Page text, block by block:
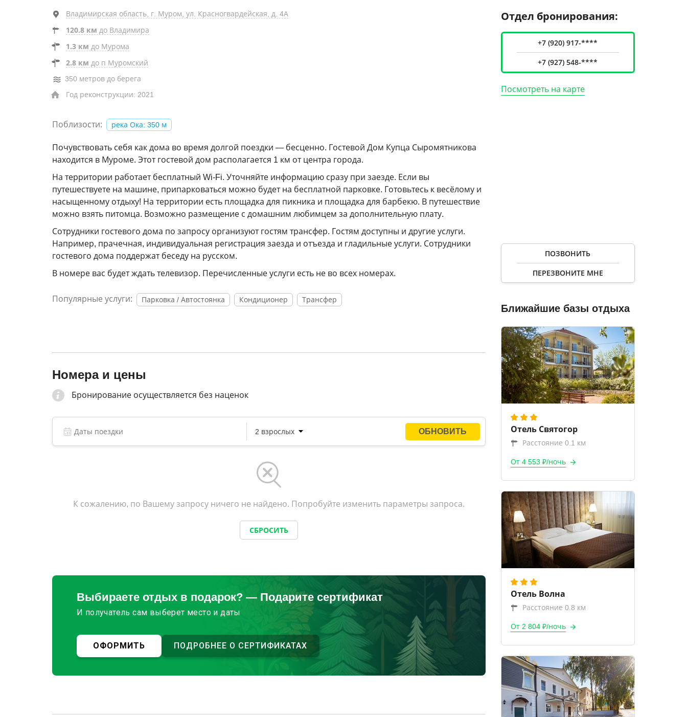
Владимирская область, г. Муром, ул. Красногвардейская, д. 4А
120.8 км до Владимира
1.3 км до Мурома
2.8 км до п Муромский
350 метров до берега
Год реконструкции: 2021
Поблизости: река Ока: 350 м
Почувствовать себя как дома во время долгой поездки — бесценно. Гостевой Дом Купца Сыромятникова
находится в Муроме. Этот гостевой дом располагается 1 км от центра города.
На территории работает бесплатный Wi-Fi. Уточняйте информацию сразу при заезде. Если вы
путешествуете на машине, припарковаться можно будет на бесплатной парковке. Готовьтесь к весёлому и
насыщенному отдыху! На территории есть площадка для пикника и площадка для барбекю. В путешествие
можно взять питомца. Возможно размещение с домашним любимцем за дополнительную плату.
Сотрудники гостевого дома по запросу организуют гостям трансфер. Гостям доступны и другие услуги.
Например, прачечная, индивидуальная регистрация заезда и отъезда и гладильные услуги. Сотрудники
гостевого дома поддержат беседу на русском.
В номере вас будет ждать телевизор. Перечисленные услуги есть не во всех номерах.
Популярные услуги: Парковка / Автостоянка Кондиционер Трансфер
Номера и цены
Бронирование осуществляется без наценок
К сожалению, по Вашему запросу ничего не найдено. Попробуйте изменить параметры запроса.
СБРОСИТЬ
Выбираете отдых в подарок? — Подарите сертификат
И получатель сам выберет место и даты
ОФОРМИТЬ ПОДРОБНЕЕ О СЕРТИФИКАТАХ
Отдел бронирования:
+7 (920) 917-****
+7 (927) 548-****
Посмотреть на карте
ПОЗВОНИТЬ
ПЕРЕЗВОНИТЕ МНЕ
Ближайшие базы отдыха
Отель Святогор
Расстояние 0.1 км
От 4 553 ₽/ночь
Отель Волна
Расстояние 0.8 км
От 2 804 ₽/ночь